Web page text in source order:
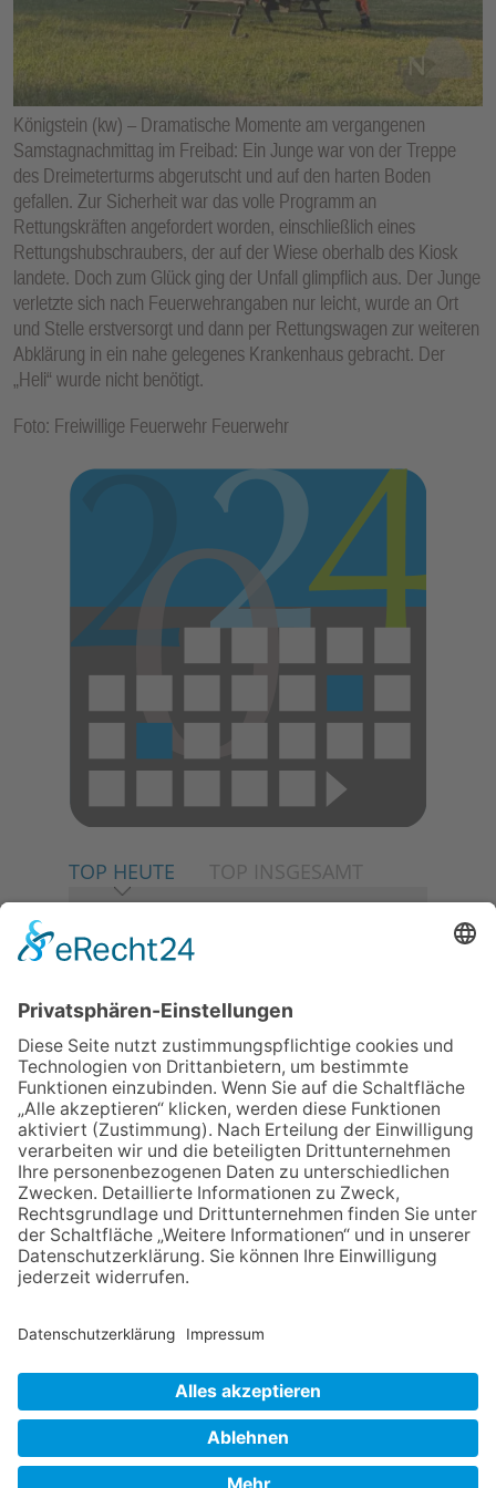
Königstein (kw) – Dramatische Momente am vergangenen
Samstagnachmittag im Freibad: Ein Junge war von der Treppe
des Dreimeterturms abgerutscht und auf den harten Boden
gefallen. Zur Sicherheit war das volle Programm an
Rettungskräften angefordert worden, einschließlich eines
Rettungshubschraubers, der auf der Wiese oberhalb des Kiosk
landete. Doch zum Glück ging der Unfall glimpflich aus. Der Junge
verletzte sich nach Feuerwehrangaben nur leicht, wurde an Ort
und Stelle erstversorgt und dann per Rettungswagen zur weiteren
Abklärung in ein nahe gelegenes Krankenhaus gebracht. Der
„Heli“ wurde nicht benötigt.
Foto: Freiwillige Feuerwehr Feuerwehr
TOP HEUTE TOP INSGESAMT
06.08.2026
Baustellenführung führt auch in
die Zukunft der Stadt
Königstein
06.08.2026
Klinikforum zum Thema
Karpaltunnelsyndrom
06.08.2026
Gewinnspiel zum Start ins
Schuljahr
06.08.2026
„Rock auf der Burg“ lässt
Königstein beben
E
NACH OBEN
Datenschutz Netiquette FAQ